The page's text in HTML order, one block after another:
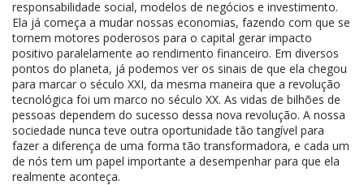
responsabilidade social, modelos de negócios e investimento.
Ela já começa a mudar nossas economias, fazendo com que se
tornem motores poderosos para o capital gerar impacto
positivo paralelamente ao rendimento financeiro. Em diversos
pontos do planeta, já podemos ver os sinais de que ela chegou
para marcar o século XXI, da mesma maneira que a revolução
tecnológica foi um marco no século XX. As vidas de bilhões de
pessoas dependem do sucesso dessa nova revolução. A nossa
sociedade nunca teve outra oportunidade tão tangível para
fazer a diferença de uma forma tão transformadora, e cada um
de nós tem um papel importante a desempenhar para que ela
realmente aconteça.